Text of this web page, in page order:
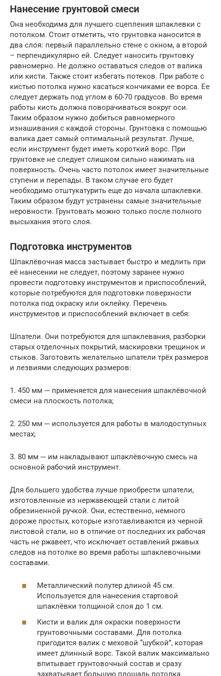
Нанесение грунтовой смеси
Она необходима для лучшего сцепления шпаклевки с
потолком. Стоит отметить, что грунтовка наносится в
два слоя: первый параллельно стене с окном, а второй
– перпендикулярно ей. Следует наносить грунтовку
равномерно. Не должно оставаться следов от валика
или кисти. Также стоит избегать потеков. При работе с
кистью потолка нужно касаться кончиками ее ворса. Ее
следует держать под углом в 60-70 градусов. Во время
работы кисть должна поворачиваться вокруг оси.
Таким образом нужно добиться равномерного
изнашивания с каждой стороны. Грунтовка с помощью
валика дает самый оптимальный результат. Лучше,
если инструмент будет иметь короткий ворс. При
грунтовке не следует слишком сильно нажимать на
поверхность. Очень часто потолок имеет значительные
ступени и перепады. В таком случае его будет
необходимо отштукатурить еще до начала шпаклевки.
Таким образом будут устранены самые значительные
неровности. Грунтовать можно только после полного
высыхания этого слоя.
Подготовка инструментов
Шпаклёвочная масса застывает быстро и медлить при
её нанесении не следует, поэтому заранее нужно
провести подготовку инструментов и приспособлений,
которые потребуются для подготовки поверхности
потолка под окраску или оклейку. Перечень
инструментов и приспособлений включает в себя:
Шпатели. Они потребуются для шпаклевания, разборки
старых отделочных покрытий, маскировки трещинок и
стыков. Заготовить желательно шпатели трёх размеров
и лезвиями следующих размеров:
1. 450 мм ─ применяется для нанесения шпаклёвочной
смеси на плоскость потолка;
2. 250 мм ─ используется для работы в малодоступных
местах;
3. 80 мм ─ им накладывают шпаклёвочную смесь на
основной рабочий инструмент.
Для большего удобства лучше приобрести шпатели,
изготовленные из нержавеющей стали с литой
обрезиненной ручкой. Они, естественно, немного
дороже простых, которые изготавливаются из черной
листовой стали, но в отличие от последних их рабочая
часть не ржавеет, что исключает оставлений ржавых
следов на потолке во время работы шпаклевочными
составами.
Металлический полутер длиной 45 см.
Используется для нанесения стартовой
шпаклёвки толщиной слоя до 1 см.
Кисти и валик для окраски поверхности
грунтовочными составами. Для потолка
пригодится валик с меховой “шубкой”, которая
имеет длинный ворс. Такой валик максимально
впитывает грунтовочный состав и сразу
захватывает большую площадь потолка.